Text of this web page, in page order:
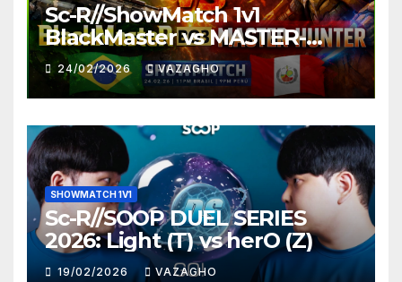
Sc-R//ShowMatch 1v1
BlackMaster vs MASTER-
HUNTER
24/02/2026 VAZAGHO
SHOWMATCH 1V1
Sc-R//SOOP DUEL SERIES
2026: Light (T) vs herO (Z)
19/02/2026 VAZAGHO